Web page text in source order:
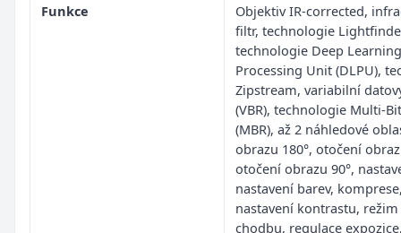
Funkce
Objektiv IR-corrected,
filtr, technologie
technologie Deep Learning
Processing Unit (DLPU),
Zipstream, variabilní
(VBR), technologie Multi-
(MBR), až 2 náhledové
obrazu 180°, otočení
otočení obrazu 90°,
nastavení barev,
nastavení kontrastu,
chodbu, regulace